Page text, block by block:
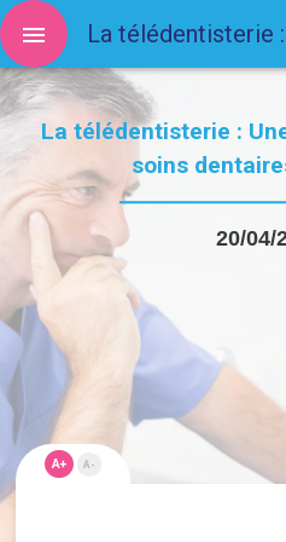
La télédentisterie :
soins
20/04/
A+ A-